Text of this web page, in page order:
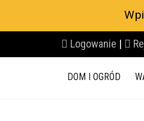
Logowanie |
DOM I OGRÓD